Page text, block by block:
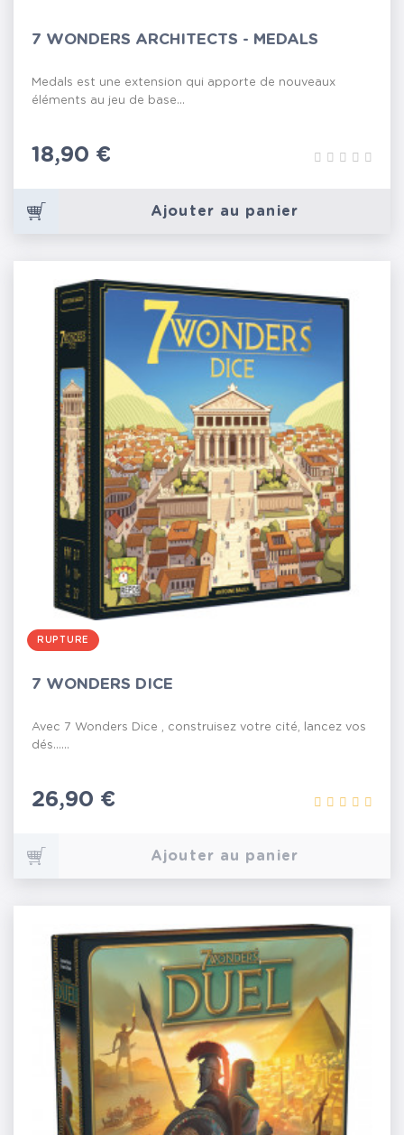
7 WONDERS ARCHITECTS - MEDALS
Medals est une extension qui apporte de nouveaux
éléments au jeu de base...
Prix
18,90 €
Ajouter au panier
RUPTURE
7 WONDERS DICE
Avec 7 Wonders Dice , construisez votre cité, lancez vos
dés…...
Prix
26,90 €
Ajouter au panier